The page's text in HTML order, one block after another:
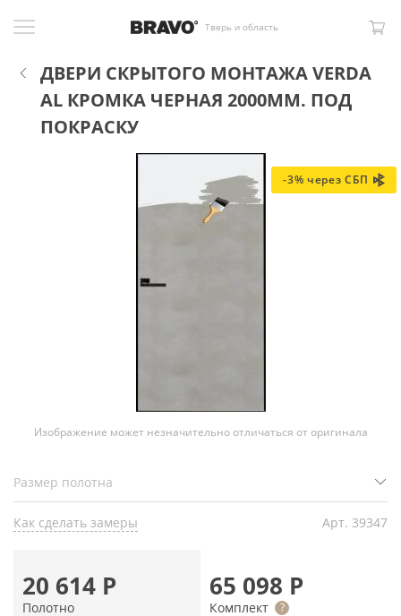
Тверь и область
ДВЕРИ СКРЫТОГО МОНТАЖА VERDA
AL КРОМКА ЧЕРНАЯ 2000ММ. ПОД
ПОКРАСКУ
-3% через СБП
Изображение может незначительно отличаться от оригинала
Как сделать замеры Арт. 39347
20 614 Р
Полотно
65 098 Р
Комплект